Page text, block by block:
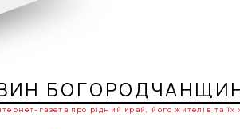
газета про рідний край, його жителів та їх